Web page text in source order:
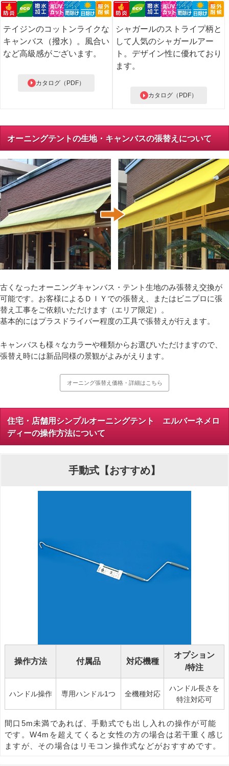
テイジンのコットンライクな
キャンバス（撥水）。風合い
など高級感がございます。
カタログ（PDF）
シャガールのストライプ柄と
して人気のシャガールアー
ト。デザイン性に優れており
ます。
カタログ（PDF）
オーニングテントの生地・キャンバスの張替えについて
古くなったオーニングキャンバス・テント生地のみ張替え交換が
可能です。お客様によるＤＩＹでの張替え、またはビニプロに張
替え工事をご依頼いただけます（エリア限定）。
基本的にはプラスドライバー程度の工具で張替えが行えます。
キャンバスも様々なカラーや種類からお選びいただけますので、
張替え時には新品同様の景観がよみがえります。
オーニング張替え価格・詳細はこちら
住宅・店舗用シンプルオーニングテント エルバーネメロ
ディーの操作方法について
手動式【おすすめ】
操作方法 付属品 対応機種
オプション
/特注
ハンドル操作 専用ハンドル1つ 全機種対応
ハンドル長さを
特注対応可
間口5m未満であれば、手動式でも出し入れの操作が可能
です。W4mを超えてくると女性の方の場合は若干重く感じ
ますが、その場合はリモコン操作式などがおすすめです。